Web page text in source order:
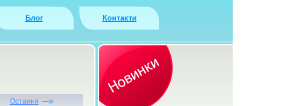
Блог Контакти
Остання